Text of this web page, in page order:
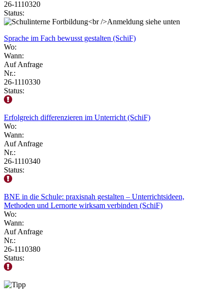
26-1110320
Status:
Sprache im Fach bewusst gestalten (SchiF)
Wo:
Wann:
Auf Anfrage
Nr.:
26-1110330
Status:
Erfolgreich differenzieren im Unterricht (SchiF)
Wo:
Wann:
Auf Anfrage
Nr.:
26-1110340
Status:
BNE in die Schule: praxisnah gestalten – Unterrichtsideen,
Methoden und Lernorte wirksam verbinden (SchiF)
Wo:
Wann:
Auf Anfrage
Nr.:
26-1110380
Status: